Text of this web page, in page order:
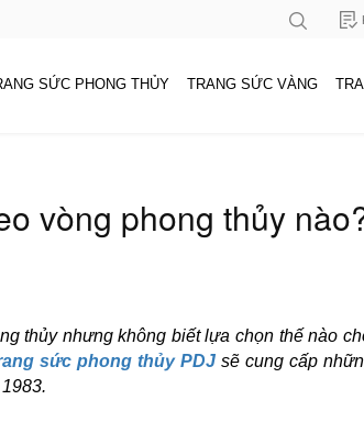
SỨC PHONG THỦY TRANG SỨC VÀNG
vòng phong thủy
thủy nhưng không biết lựa chọn thế nào
sức phong thủy PDJ sẽ cung cấp